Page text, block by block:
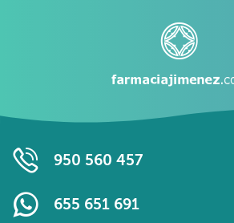
950 560 457
655 651 691